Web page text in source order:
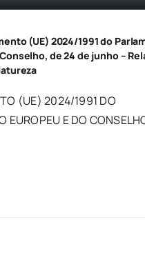
(UE) 2024/1991 do
de 24 de junho –
(UE) 2024/1991 DO
EUROPEU E DO